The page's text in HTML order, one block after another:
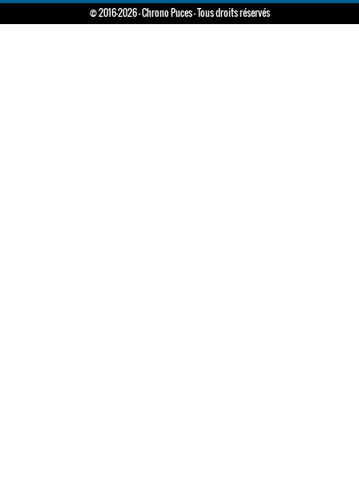
© 2016-2026 - Chrono Puces - Tous droits réservés